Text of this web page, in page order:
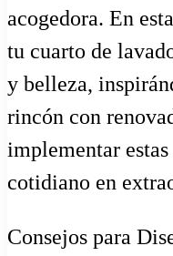
acogedora. En
tu cuarto de
y belleza,
rincón con
implementar
cotidiano en
Consejos para